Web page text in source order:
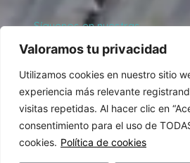
Valoramos tu privacidad
Utilizamos cookies en nuestro sitio
experiencia más relevante
visitas repetidas. Al hacer clic en
consentimiento para el uso de
cookies. Política de cookies
Síguenos en nuestras
Redes Sociales